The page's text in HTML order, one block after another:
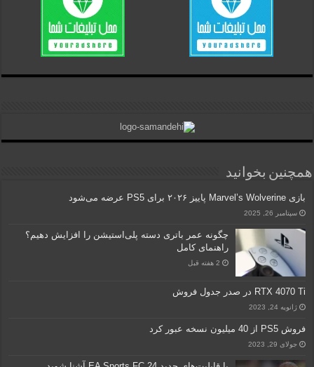
همچنین بخوانید
بازی Marvel’s Wolverine پاییز ۲۰۲۶ برای PS5 عرضه می‌شود
سپتامبر 26, 2025
چگونه عمر باتری دسته پلی‌استیشن را افزایش دهیم؟
راهنمای کامل
2 هفته قبل
RTX 4070 Ti در صدر جدول فروش
ژانویه 24, 2023
فروش PS5 از 40 میلیون نسخه عبور کرد
جولای 29, 2023